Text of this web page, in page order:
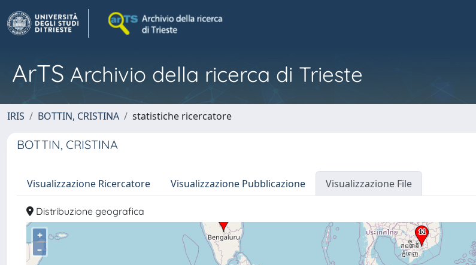
ArTS Archivio della ricerca di Trieste
IRIS BOTTIN, CRISTINA statistiche ricercatore
BOTTIN, CRISTINA
Visualizzazione Ricercatore Visualizzazione Pubblicazione Visualizzazione File
Distribuzione geografica
+
–